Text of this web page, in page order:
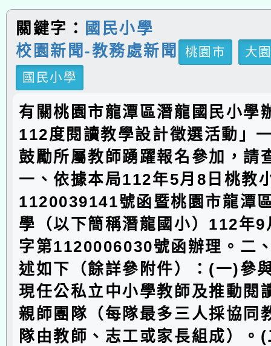
關鍵字：
國民小學
校園新聞-教務處新聞
桃園市
大
國民小學
有關桃園市龍潭區潛龍國民小學
112度閱讀教學設計徵選活動」
鼓勵所屬教師踴躍報名參加，請
一、依據本局112年5月8日桃教
1120039141號函暨桃園市龍潭
學（以下簡稱潛龍國小）112年
字第1120006030號函辦理。二
述如下（餘詳參附件）：(一)參
現任公私立中小學教師及推動閱
親師團隊（每隊最多三人採協同
隊由教師、志工或家長組成）。